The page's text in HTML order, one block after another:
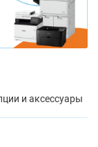
и аксессуары